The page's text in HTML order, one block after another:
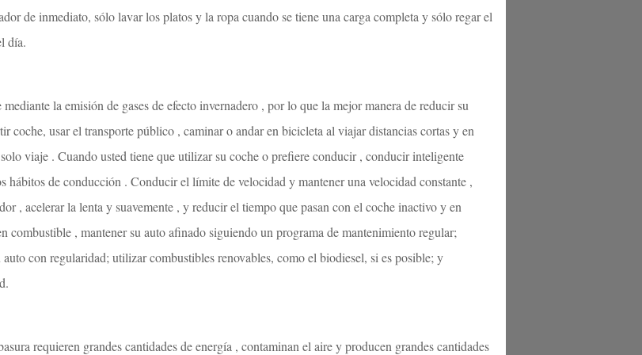
de inmediato, sólo lavar los platos y la ropa cuando se tiene una carga completa y sólo regar el
día.
la emisión de gases de efecto invernadero , por lo que la mejor manera de reducir su
coche, usar el transporte público , caminar o andar en bicicleta al viajar distancias cortas y en
viaje . Cuando usted tiene que utilizar su coche o prefiere conducir , conducir inteligente
hábitos de conducción . Conducir el límite de velocidad y mantener una velocidad constante ,
, acelerar la lenta y suavemente , y reducir el tiempo que pasan con el coche inactivo y en
combustible , mantener su auto afinado siguiendo un programa de mantenimiento regular;
con regularidad; utilizar combustibles renovables, como el biodiesel, si es posible; y
requieren grandes cantidades de energía , contaminan el aire y producen grandes cantidades